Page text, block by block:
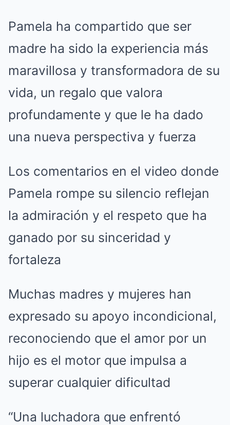
Pamela ha compartido que ser
madre ha sido la experiencia más
maravillosa y transformadora de su
vida, un regalo que valora
profundamente y que le ha dado
una nueva perspectiva y fuerza
Los comentarios en el video donde
Pamela rompe su silencio reflejan
la admiración y el respeto que ha
ganado por su sinceridad y
fortaleza
Muchas madres y mujeres han
expresado su apoyo incondicional,
reconociendo que el amor por un
hijo es el motor que impulsa a
superar cualquier dificultad
“Una luchadora que enfrentó